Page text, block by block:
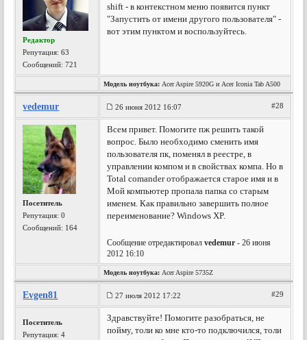
Редактор
Репутация:63
Сообщений: 721
shift - в контекстном меню появится пункт
"Запустить от имени другого пользователя" -
вот этим пунктом и воспользуйтесь.
Модель ноутбука: Acer Aspire 5920G и Acer Iconia Tab A500
vedemur 26 июня 2012 16:07 #28
Посетитель
Репутация:0
Сообщений: 164
Всем привет. Помогите пж решить такой
вопрос. Было необходимо сменить имя
пользователя пк, поменял в реестре, в
управлении компом и в свойствах компа. Но в
Total comander отображается старое имя и в
Мой компьютер пропала папка со старым
именем. Как правильно завершить полное
переименование? Windows XP.
Сообщение отредактировалvedemur - 26 июня
2012 16:10
Модель ноутбука: Acer Aspire 5735Z
Evgen81 27 июля 2012 17:22 #29
Посетитель
Репутация:4
Здравствуйте! Помогите разобраться, не
пойму, толи ко мне кто-то подключился, толи